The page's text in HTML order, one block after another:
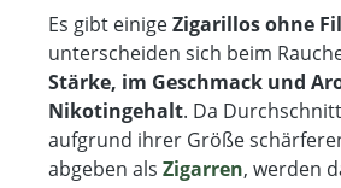
Es gibt einigeZigarillos ohne
unterscheiden sich beim
Stärke, im Geschmack und
Nikotingehalt. Da
aufgrund ihrer Größe
abgeben als Zigarren, werden